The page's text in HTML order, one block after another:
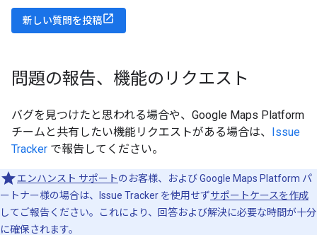
新しい質問を投稿
問題の報告、機能のリクエスト
バグを見つけたと思われる場合や、Google Maps Platform
チームと共有したい機能リクエストがある場合は、 Issue
Tracker で報告してください。
エンハンスト サポートのお客様、および Google Maps Platform パ
ートナー様の場合は、Issue Tracker を使用せずサポートケースを作成
してご報告ください。これにより、回答および解決に必要な時間が十分
に確保されます。